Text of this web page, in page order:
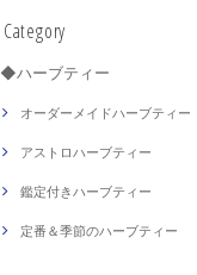
Category
◆ハーブティー
オーダーメイドハーブティー
アストロハーブティー
鑑定付きハーブティー
定番＆季節のハーブティー